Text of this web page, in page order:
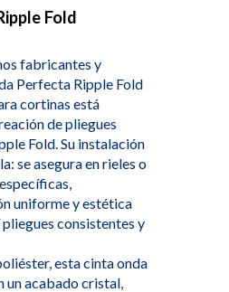
Fold
fabricantes y
Perfecta Ripple Fold
cortinas está
de pliegues
Fold. Su instalación
se asegura en rieles o
uniforme y estética
consistentes y
esta cinta onda
acabado cristal,